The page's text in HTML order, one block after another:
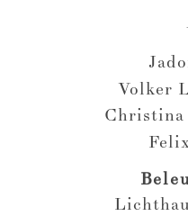
Volker
Christina